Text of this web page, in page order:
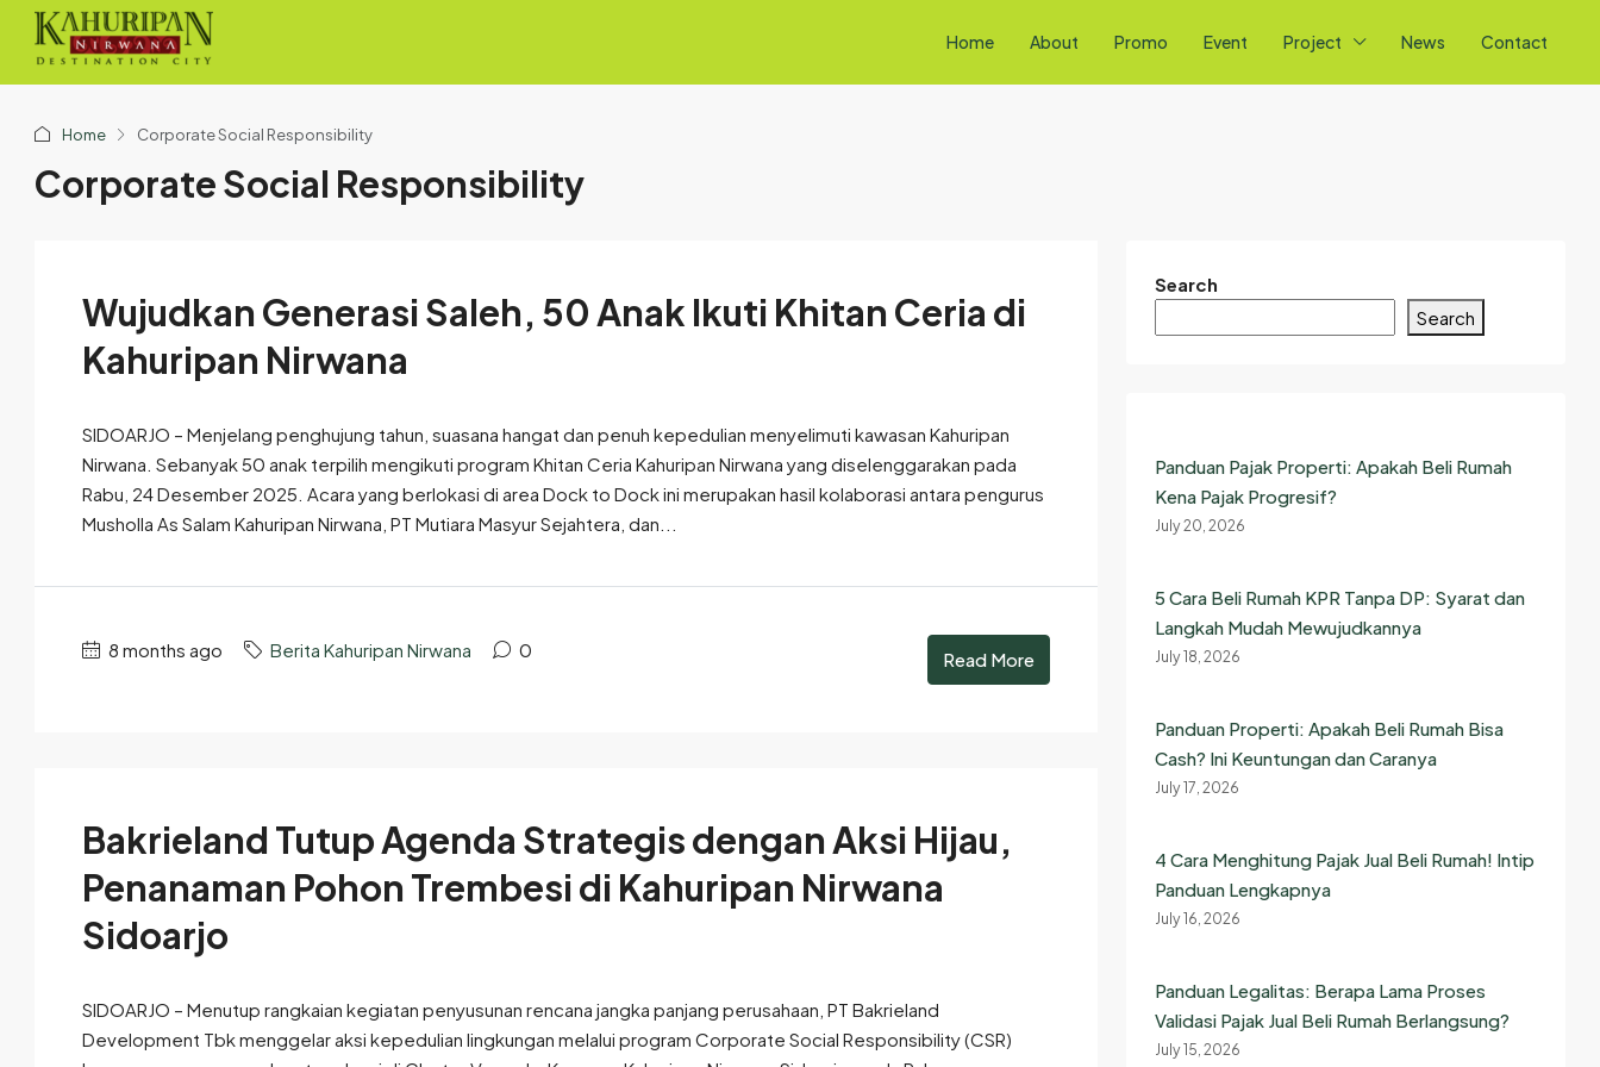
Home About Promo Event Project News Contact
Home Corporate Social Responsibility
Corporate Social Responsibility
Wujudkan Generasi Saleh, 50 Anak Ikuti Khitan Ceria di
Kahuripan Nirwana
SIDOARJO – Menjelang penghujung tahun, suasana hangat dan penuh kepedulian menyelimuti kawasan Kahuripan
Nirwana. Sebanyak 50 anak terpilih mengikuti program Khitan Ceria Kahuripan Nirwana yang diselenggarakan pada
Rabu, 24 Desember 2025. Acara yang berlokasi di area Dock to Dock ini merupakan hasil kolaborasi antara pengurus
Musholla As Salam Kahuripan Nirwana, PT Mutiara Masyur Sejahtera, dan...
8 months ago Berita Kahuripan Nirwana 0 Read More
Bakrieland Tutup Agenda Strategis dengan Aksi Hijau,
Penanaman Pohon Trembesi di Kahuripan Nirwana
Sidoarjo
SIDOARJO – Menutup rangkaian kegiatan penyusunan rencana jangka panjang perusahaan, PT Bakrieland
Development Tbk menggelar aksi kepedulian lingkungan melalui program Corporate Social Responsibility (CSR)
Search
Search
Panduan Pajak Properti: Apakah Beli Rumah
Kena Pajak Progresif?
July 20, 2026
5 Cara Beli Rumah KPR Tanpa DP: Syarat dan
Langkah Mudah Mewujudkannya
July 18, 2026
Panduan Properti: Apakah Beli Rumah Bisa
Cash? Ini Keuntungan dan Caranya
July 17, 2026
4 Cara Menghitung Pajak Jual Beli Rumah! Intip
Panduan Lengkapnya
July 16, 2026
Panduan Legalitas: Berapa Lama Proses
Validasi Pajak Jual Beli Rumah Berlangsung?
July 15, 2026